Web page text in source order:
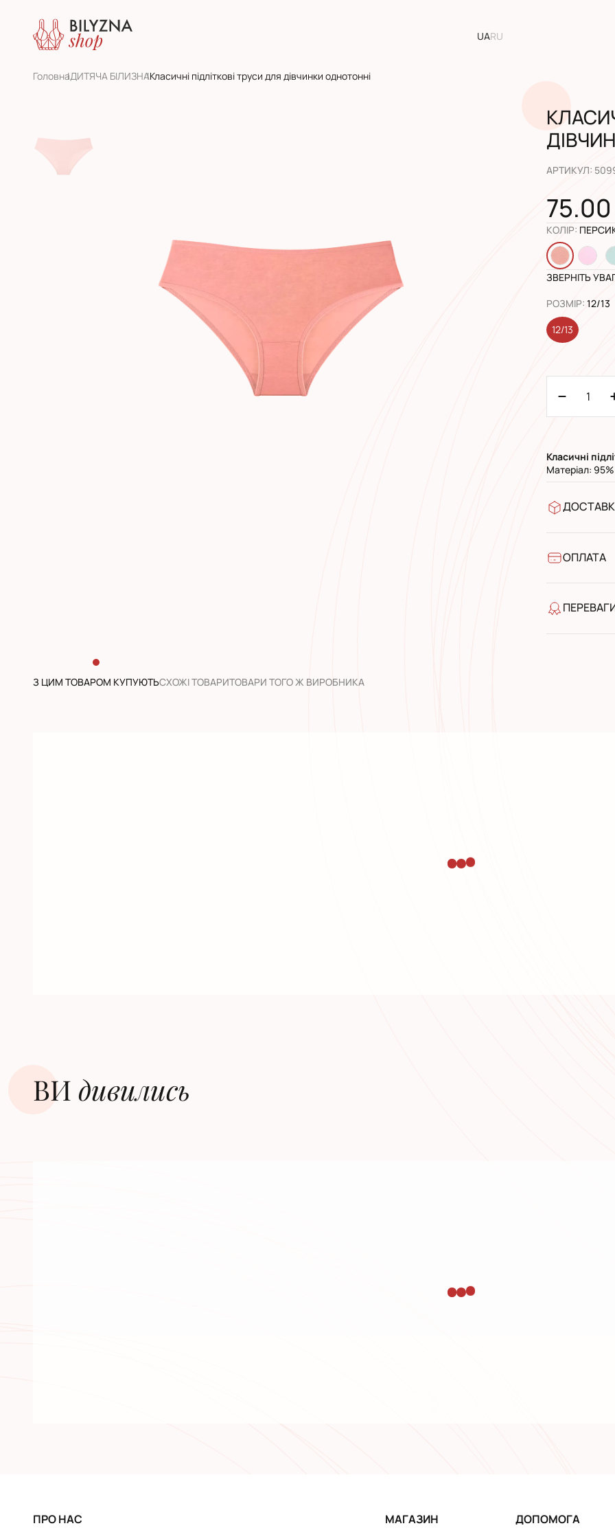
UARU
ГоловнаДИТЯЧА БІЛИЗНАКласичні підліткові труси для дівчинки однотонні
АРТИКУЛ:
КОЛІР:
ЗВЕРНІТЬ
РОЗМІР: 12/13
12/13
Класичні п
Матеріал:
УкрПошта
ОПЛАТА
широкий
З ЦИМ ТОВАРОМ КУПУЮТЬCХОЖІ ТОВАРИТОВАРИ ТОГО Ж ВИРОБНИКА
ВИ дивилиcь
ПРО НАС МАГАЗИН ДОПОМОГА